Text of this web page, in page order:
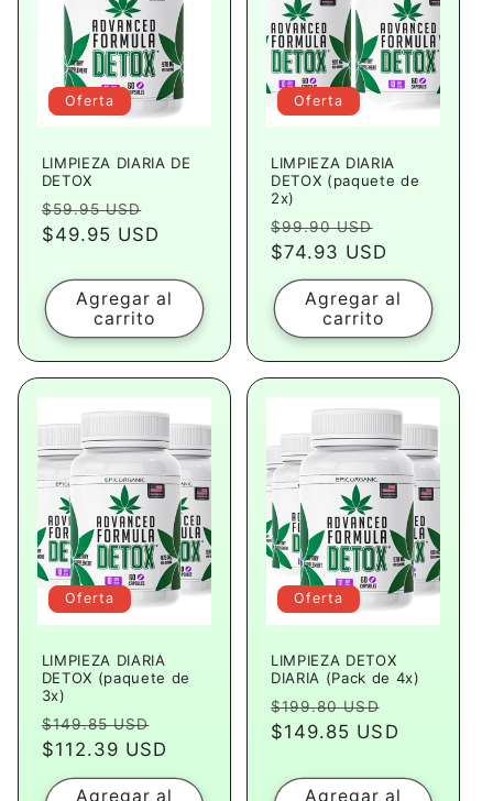
Oferta
LIMPIEZA DIARIA DE
DETOX
Precio
habitual
$59.95 USD
de
$49.95 USD
Agregar al
carrito
Oferta
LIMPIEZA DIARIA
DETOX (paquete de
2x)
Precio
habitual
$99.90 USD
de
oferta
$74.93 USD
Agregar al
carrito
Oferta
LIMPIEZA DIARIA
DETOX (paquete de
3x)
Precio
habitual
$149.85 USD
de
oferta
$112.39 USD
Agregar al
Oferta
LIMPIEZA DETOX
DIARIA (Pack de 4x)
Precio
habitual
$199.80 USD
de
$149.85 USD
Agregar al